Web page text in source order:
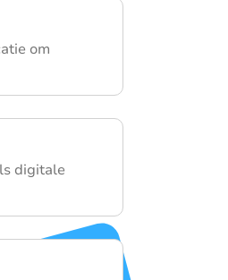
om
digitale